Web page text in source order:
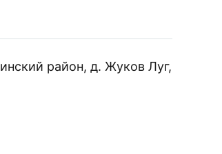
район, д. Жуков Луг,